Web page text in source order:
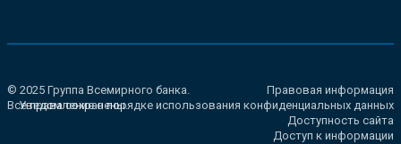
© 2025 Группа Всемирного банка.
Все права сохранены.
Правовая информация
Уведомление о порядке использования конфиденциальных данных
Доступность сайта
Доступ к информации